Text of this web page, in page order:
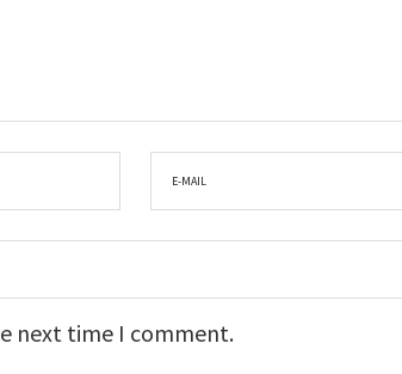
next time I comment.